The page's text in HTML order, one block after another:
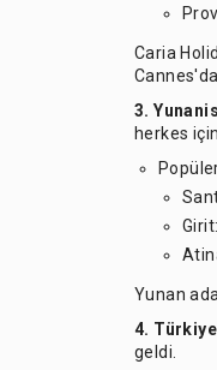
Caria
3.
herkes
Yunan
4.
geldi.